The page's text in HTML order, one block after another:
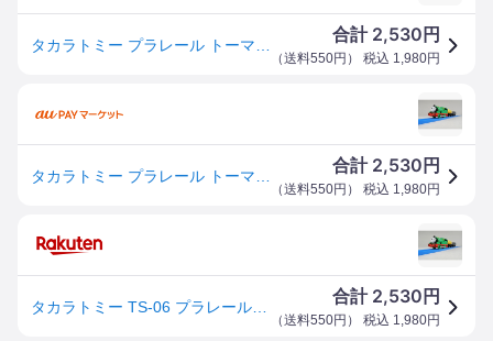
合計 2,530 円
（送料550円 ） 税込 1,980円
合計 2,530 円
（送料550円 ） 税込 1,980円
合計 2,530 円
（送料550円 ） 税込 1,980円